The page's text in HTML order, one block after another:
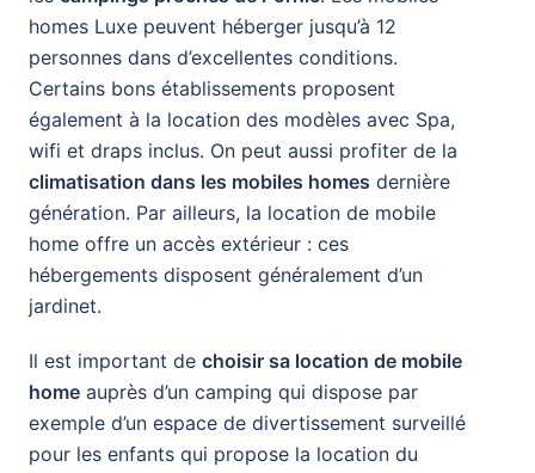
homes Luxe peuvent héberger jusqu’à 12
personnes dans d’excellentes conditions.
Certains bons établissements proposent
également à la location des modèles avec Spa,
wifi et draps inclus. On peut aussi profiter de la
climatisation dans les mobiles homes dernière
génération. Par ailleurs, la location de mobile
home offre un accès extérieur : ces
hébergements disposent généralement d’un
jardinet.
Il est important dechoisir sa location de mobile
home auprès d’un camping qui dispose par
exemple d’un espace de divertissement surveillé
pour les enfants qui propose la location du